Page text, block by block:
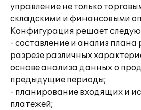
управление не только
складскими и финансовыми
Конфигурация решает
- составление и анализ плана
разрезе различных
основе анализа данных о
предыдущие периоды;
- планирование входящих и
платежей;